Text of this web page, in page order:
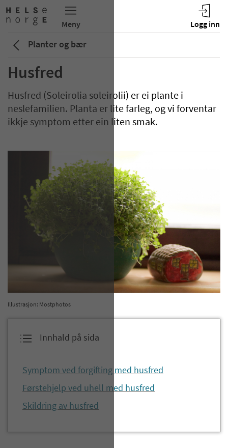
Planter og bær
Husfred
Husfred (Soleirolia soleirolii) er ei plante i
neslefamilien. Planta er lite farleg, og vi forventar
ikkje symptom etter ein liten smak.
Illustrasjon: Mostphotos
Innhald på sida
Symptom ved forgifting med husfred
Førstehjelp ved uhell med husfred
Skildring av husfred